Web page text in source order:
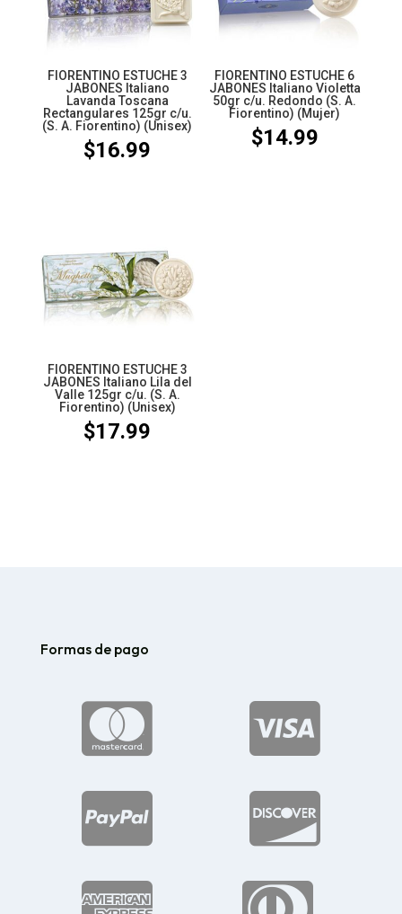
FIORENTINO ESTUCHE 3
JABONES Italiano
Lavanda Toscana
Rectangulares 125gr c/u.
(S. A. Fiorentino) (Unisex)
$16.99
FIORENTINO ESTUCHE 6
JABONES Italiano Violetta
50gr c/u. Redondo (S. A.
Fiorentino) (Mujer)
$14.99
FIORENTINO ESTUCHE 3
JABONES Italiano Lila del
Valle 125gr c/u. (S. A.
Fiorentino) (Unisex)
$17.99
Formas de pago



